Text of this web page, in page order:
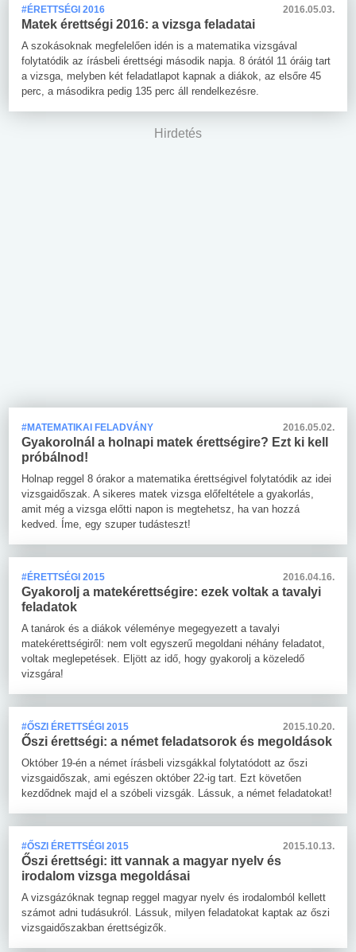
#ÉRETTSÉGI 2016 2016.05.03.
Matek érettségi 2016: a vizsga feladatai
A szokásoknak megfelelően idén is a matematika vizsgával
folytatódik az írásbeli érettségi második napja. 8 órától 11 óráig tart
a vizsga, melyben két feladatlapot kapnak a diákok, az elsőre 45
perc, a másodikra pedig 135 perc áll rendelkezésre.
Hirdetés
#MATEMATIKAI FELADVÁNY 2016.05.02.
Gyakorolnál a holnapi matek érettségire? Ezt ki kell
próbálnod!
Holnap reggel 8 órakor a matematika érettségivel folytatódik az idei
vizsgaidőszak. A sikeres matek vizsga előfeltétele a gyakorlás,
amit még a vizsga előtti napon is megtehetsz, ha van hozzá
kedved. Íme, egy szuper tudásteszt!
#ÉRETTSÉGI 2015 2016.04.16.
Gyakorolj a matekérettségire: ezek voltak a tavalyi
feladatok
A tanárok és a diákok véleménye megegyezett a tavalyi
matekérettségiről: nem volt egyszerű megoldani néhány feladatot,
voltak meglepetések. Eljött az idő, hogy gyakorolj a közeledő
vizsgára!
#ŐSZI ÉRETTSÉGI 2015 2015.10.20.
Őszi érettségi: a német feladatsorok és megoldások
Október 19-én a német írásbeli vizsgákkal folytatódott az őszi
vizsgaidőszak, ami egészen október 22-ig tart. Ezt követően
kezdődnek majd el a szóbeli vizsgák. Lássuk, a német feladatokat!
#ŐSZI ÉRETTSÉGI 2015 2015.10.13.
Őszi érettségi: itt vannak a magyar nyelv és
irodalom vizsga megoldásai
A vizsgázóknak tegnap reggel magyar nyelv és irodalomból kellett
számot adni tudásukról. Lássuk, milyen feladatokat kaptak az őszi
vizsgaidőszakban érettségizők.